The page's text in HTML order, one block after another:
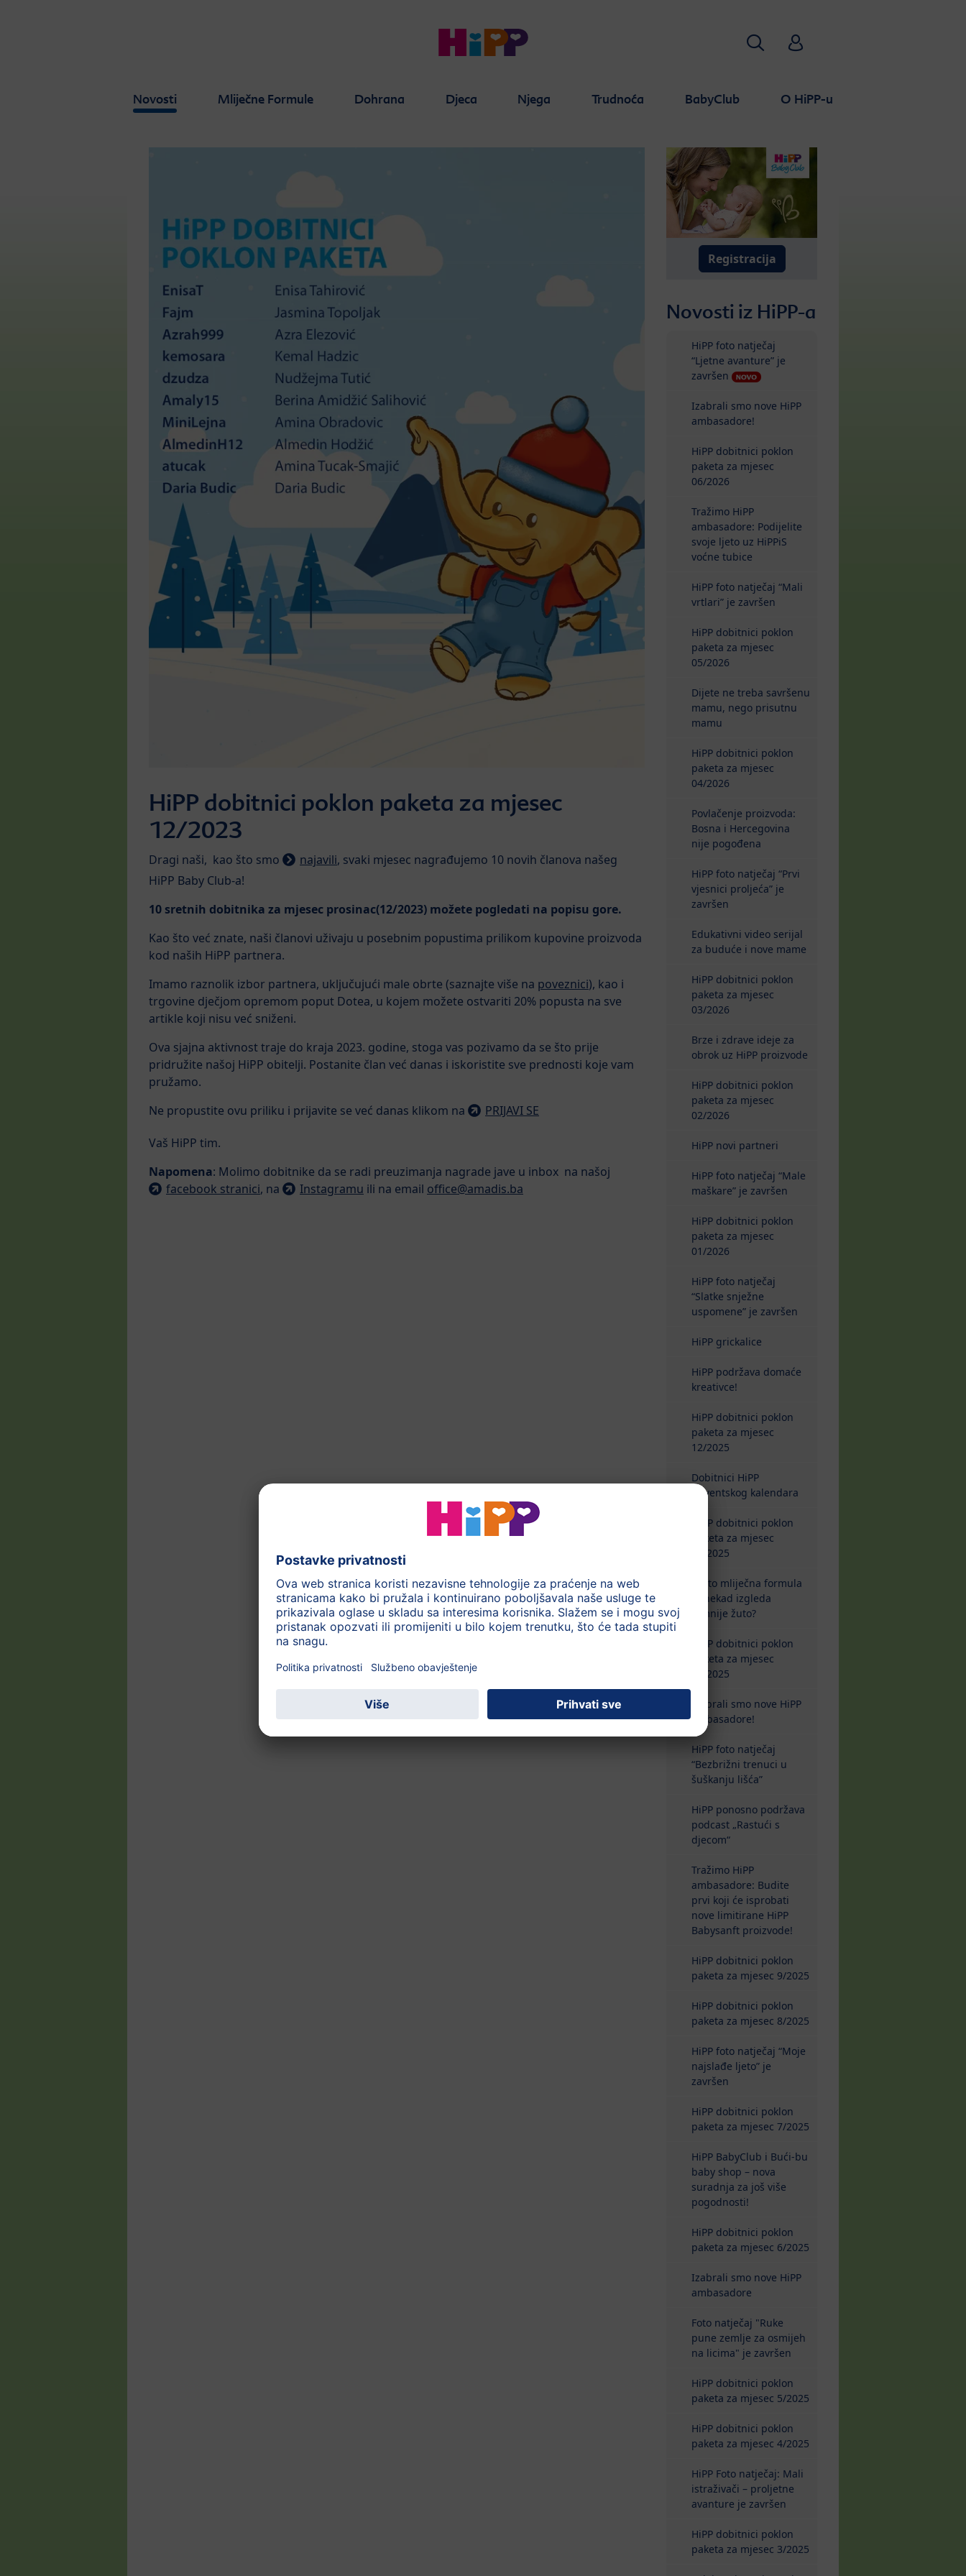
Novosti Mliječne Formule Dohrana Djeca Njega Trudnoća BabyClub O HiPP-u
Traži HiPP Babyclub
HiPP dobitnici poklon paketa za mjesec
12/2023
Dragi naši, kao što smo najavili, svaki mjesec nagrađujemo 10 novih članova našeg
HiPP Baby Club-a!
10 sretnih dobitnika za mjesec prosinac(12/2023) možete pogledati na popisu gore.
Kao što već znate, naši članovi uživaju u posebnim popustima prilikom kupovine proizvoda
kod naših HiPP partnera.
Imamo raznolik izbor partnera, uključujući male obrte (saznajte više na poveznici), kao i
trgovine dječjom opremom poput Dotea, u kojem možete ostvariti 20% popusta na sve
artikle koji nisu već sniženi.
Ova sjajna aktivnost traje do kraja 2023. godine, stoga vas pozivamo da se što prije
pridružite našoj HiPP obitelji. Postanite član već danas i iskoristite sve prednosti koje vam
pružamo.
Ne propustite ovu priliku i prijavite se već danas klikom na
PRIJAVI SE
Vaš HiPP tim.
Napomena: Molimo dobitnike da se radi preuzimanja nagrade jave u inbox na našoj
facebook stranici, na Instagramu ili na email office@amadis.ba
Registracija
Novosti iz HiPP-a
HiPP foto natječaj
“Ljetne avanture” je
završen
Izabrali smo nove HiPP
ambasadore!
HiPP dobitnici poklon
paketa za mjesec
06/2026
Tražimo HiPP
ambasadore: Podijelite
svoje ljeto uz HiPPiS
voćne tubice
HiPP foto natječaj “Mali
vrtlari” je završen
HiPP dobitnici poklon
paketa za mjesec
05/2026
Dijete ne treba savršenu
mamu, nego prisutnu
mamu
HiPP dobitnici poklon
paketa za mjesec
04/2026
Povlačenje proizvoda:
Bosna i Hercegovina
nije pogođena
HiPP foto natječaj “Prvi
vjesnici proljeća” je
završen
Edukativni video serijal
za buduće i nove mame
HiPP dobitnici poklon
paketa za mjesec
03/2026
Brze i zdrave ideje za
obrok uz HiPP proizvode
HiPP dobitnici poklon
paketa za mjesec
02/2026
HiPP novi partneri
HiPP foto natječaj “Male
maškare” je završen
HiPP dobitnici poklon
paketa za mjesec
01/2026
HiPP foto natječaj
“Slatke snježne
uspomene” je završen
HiPP grickalice
HiPP podržava domaće
kreativce!
HiPP dobitnici poklon
paketa za mjesec
12/2025
Dobitnici HiPP
Adventskog kalendara
HiPP dobitnici poklon
paketa za mjesec
11/2025
Zašto mliječna formula
ponekad izgleda
tamnije žuto?
HiPP dobitnici poklon
paketa za mjesec
10/2025
Izabrali smo nove HiPP
ambasadore!
HiPP foto natječaj
“Bezbrižni trenuci u
šuškanju lišća”
HiPP ponosno podržava
podcast „Rastući s
djecom“
Tražimo HiPP
ambasadore: Budite
prvi koji će isprobati
nove limitirane HiPP
Babysanft proizvode!
HiPP dobitnici poklon
paketa za mjesec 9/2025
HiPP dobitnici poklon
paketa za mjesec 8/2025
HiPP foto natječaj “Moje
najslađe ljeto” je
završen
HiPP dobitnici poklon
paketa za mjesec 7/2025
HiPP BabyClub i Bući-bu
baby shop – nova
suradnja za još više
pogodnosti!
HiPP dobitnici poklon
paketa za mjesec 6/2025
Izabrali smo nove HiPP
ambasadore
Foto natječaj "Ruke
pune zemlje za osmijeh
na licima" je završen
HiPP dobitnici poklon
paketa za mjesec 5/2025
HiPP dobitnici poklon
paketa za mjesec 4/2025
HiPP Foto natječaj: Mali
istraživači – proljetne
avanture je završen
HiPP dobitnici poklon
paketa za mjesec 3/2025